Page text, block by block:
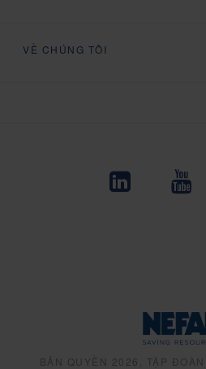
VỀ CHÚNG TÔI
BẢN QUYỀN 2026, TẬP